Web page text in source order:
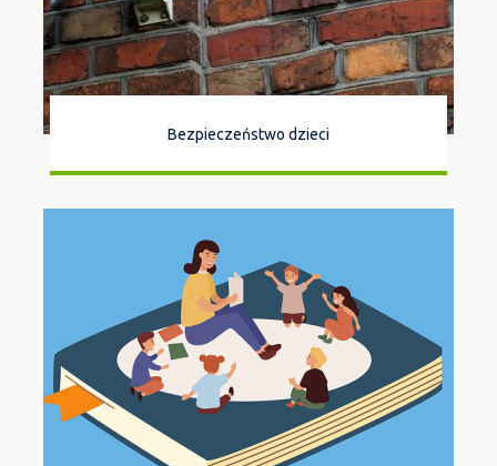
Bezpieczeństwo dzieci